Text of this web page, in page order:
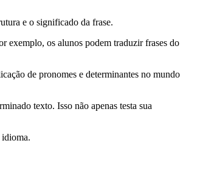
e o significado da frase.
exemplo, os alunos podem traduzir frases do
de pronomes e determinantes no mundo
texto. Isso não apenas testa sua
idioma.